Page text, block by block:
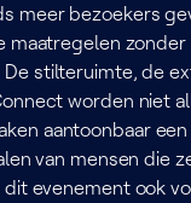
meer bezoekers
maatregelen
stilteruimte, de
worden niet
aantoonbaar een
van mensen die
evenement ook